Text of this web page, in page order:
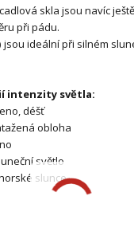
skla jsou navíc
při pádu.
jsou ideální při silném
intenzity světla:
déšť
obloha
světlo
slunce